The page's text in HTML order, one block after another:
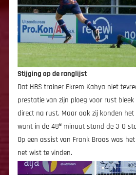
Stijging op de ranglijst
Dat HBS trainer Ekrem Kahya niet
prestatie van zijn ploeg voor rust
direct na rust. Maar ook zij konden het
want in de 48e minuut stond de 3-0
Op een assist van Frank Broos was
net wist te vinden.